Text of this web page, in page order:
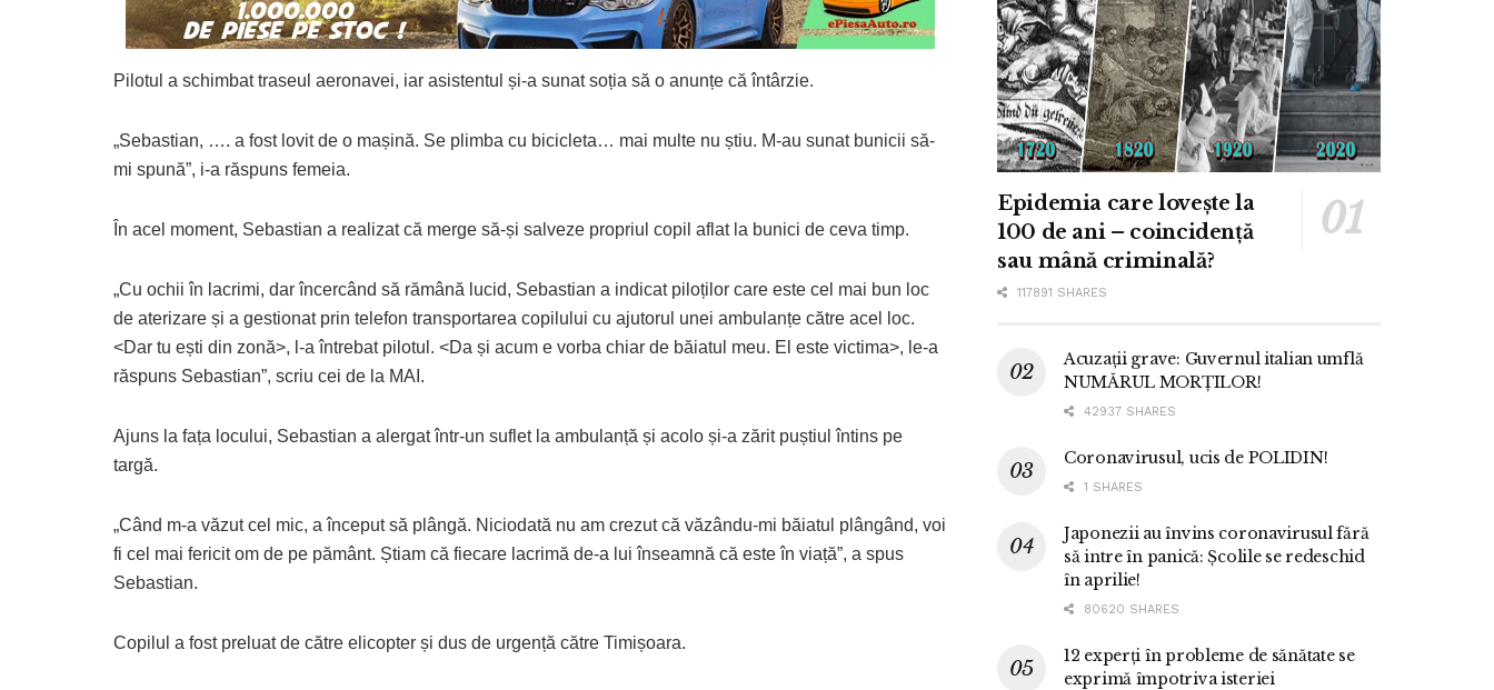
Pilotul a schimbat traseul aeronavei, iar asistentul și-a sunat soția să o anunțe că întârzie.
„Sebastian, …. a fost lovit de o mașină. Se plimba cu bicicleta… mai multe nu știu. M-au sunat bunicii să-
mi spună”, i-a răspuns femeia.
În acel moment, Sebastian a realizat că merge să-și salveze propriul copil aflat la bunici de ceva timp.
„Cu ochii în lacrimi, dar încercând să rămână lucid, Sebastian a indicat piloților care este cel mai bun loc
de aterizare și a gestionat prin telefon transportarea copilului cu ajutorul unei ambulanțe către acel loc.
<Dar tu ești din zonă>, l-a întrebat pilotul. <Da și acum e vorba chiar de băiatul meu. El este victima>, le-a
răspuns Sebastian”, scriu cei de la MAI.
Ajuns la fața locului, Sebastian a alergat într-un suflet la ambulanță și acolo și-a zărit puștiul întins pe
targă.
„Când m-a văzut cel mic, a început să plângă. Niciodată nu am crezut că văzându-mi băiatul plângând, voi
fi cel mai fericit om de pe pământ. Știam că fiecare lacrimă de-a lui înseamnă că este în viață”, a spus
Sebastian.
Copilul a fost preluat de către elicopter și dus de urgență către Timișoara.
Epidemia care lovește la
100 de ani – coincidență
sau mână criminală?
117891 SHARES
Acuzații grave: Guvernul italian umflă
NUMĂRUL MORȚILOR!
42937 SHARES
Coronavirusul, ucis de POLIDIN!
1 SHARES
Japonezii au învins coronavirusul fără
să intre în panică: Școlile se redeschid
în aprilie!
80620 SHARES
12 experți în probleme de sănătate se
exprimă împotriva isteriei